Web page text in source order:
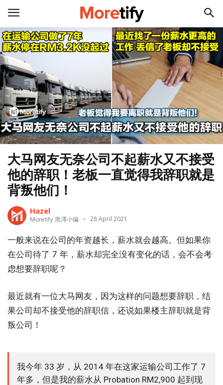
大马网友无奈公司不起薪水又不接受
他的辞职！老板一直觉得我辞职就是
背叛他们！
Hazel
Moretify 黑澤小编 28 April 2021
一般来说在公司的年资越长，薪水就会越高。但如果你
在公司待了 7 年，薪水却完全没有变化的话，会不会考
虑想要辞职呢？
最近就有一位大马网友，因为这样的问题想要辞职，结
果公司却不接受他的辞职信，还说如果楼主辞职就是背
叛公司！
我今年 33 岁，从 2014 年在这家运输公司工作了 7
年多，但是我的薪水从 Probation RM2,900 起到现